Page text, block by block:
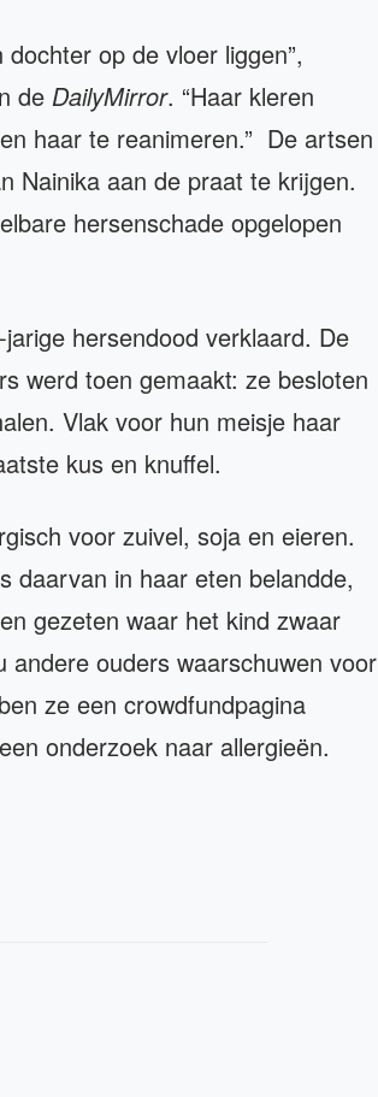
op de vloer liggen”,
de DailyMirror. “Haar kleren
haar te reanimeren.” De artsen
Nainika aan de praat te krijgen.
hersenschade opgelopen
hersendood verklaard. De
werd toen gemaakt: ze besloten
Vlak voor hun meisje haar
kus en knuffel.
voor zuivel, soja en eieren.
daarvan in haar eten belandde,
gezeten waar het kind zwaar
andere ouders waarschuwen voor
ze een crowdfundpagina
onderzoek naar allergieën.